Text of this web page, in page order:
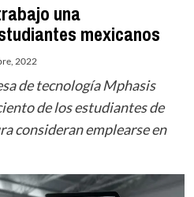
una
mexicanos
2022
de tecnología Mphasis
de los estudiantes de
consideran emplearse en